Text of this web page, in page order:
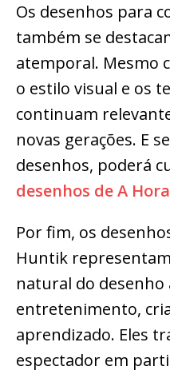
Os desenhos para
também se
atemporal. Mesmo
o estilo visual e os
continuam
novas gerações. E
desenhos, poderá
desenhos de A
Por fim, os
Huntik
natural do
entretenimento,
aprendizado. Eles
espectador em